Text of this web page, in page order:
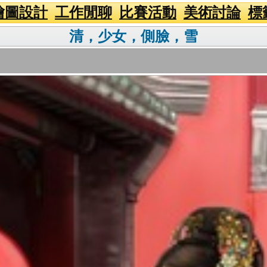
圖設計 工作閒聊 比賽活動 美術討論 標
清，少女，側臉，雪